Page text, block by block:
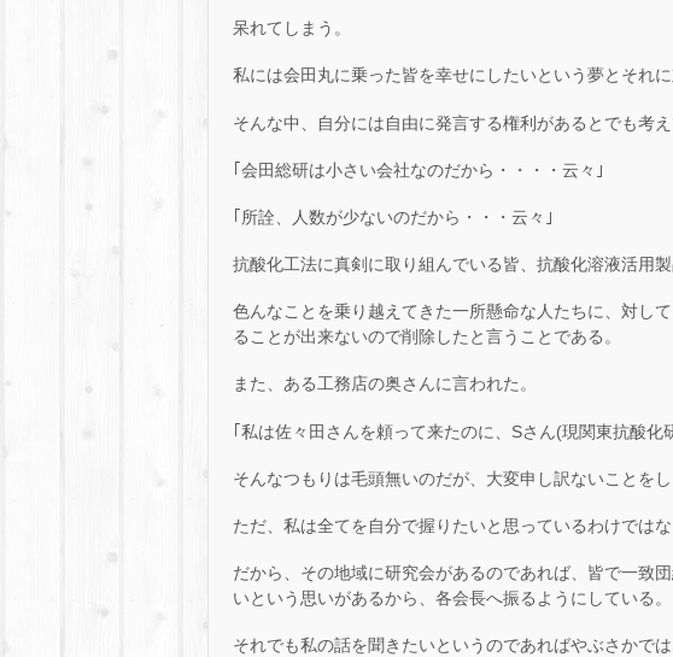
呆れてしまう。
私には会田丸に乗った皆を幸せにしたいという夢とそれに
そんな中、自分には自由に発言する権利があるとでも考
｢会田総研は小さい会社なのだから・・・・云々｣
｢所詮、人数が少ないのだから・・・云々｣
抗酸化工法に真剣に取り組んでいる皆、抗酸化溶液活用
色んなことを乗り越えてきた一所懸命な人たちに、対し
ることが出来ないので削除したと言うことである。
また、ある工務店の奥さんに言われた。
｢私は佐々田さんを頼って来たのに、Sさん(現関東抗酸化
そんなつもりは毛頭無いのだが、大変申し訳ないことをし
ただ、私は全てを自分で握りたいと思っているわけではな
だから、その地域に研究会があるのであれば、皆で一致
いという思いがあるから、各会長へ振るようにしている。
それでも私の話を聞きたいというのであればやぶさかでは